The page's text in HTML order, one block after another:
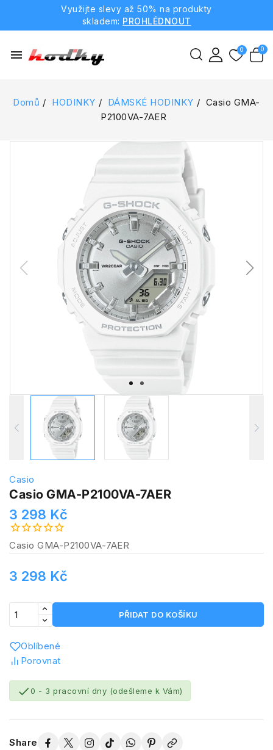
Využijte slevy až 50% na produkty
skladem: PROHLÉDNOUT
menu
Domů HODINKY DÁMSKÉ HODINKY
Casio GMA-
P2100VA-7AER
Casio
Casio GMA-P2100VA-7AER
3 298 Kč
Casio GMA-P2100VA-7AER
3 298 Kč
PŘIDAT DO KOŠÍKU
Oblíbené
Porovnat
0 - 3 pracovní dny (odešleme k Vám)
Share